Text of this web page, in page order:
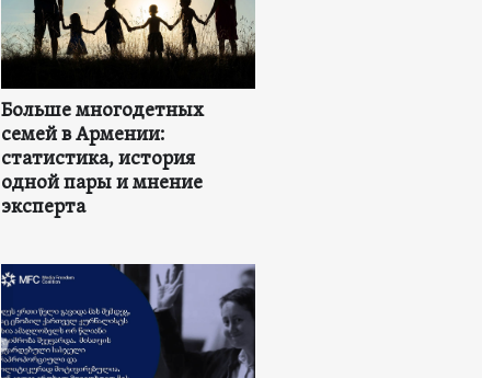
Больше многодетных
семей в Армении:
статистика, история
одной пары и мнение
эксперта